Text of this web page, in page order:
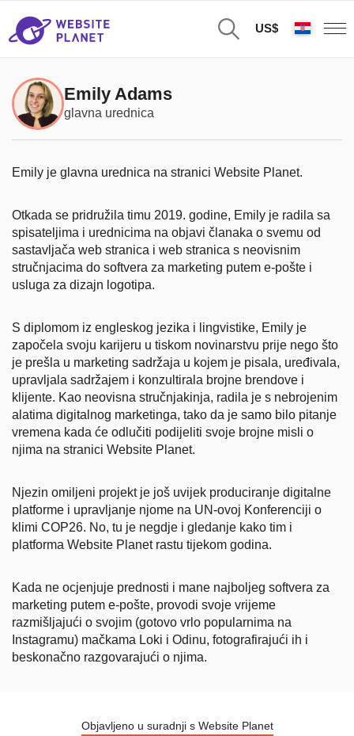
US$
Emily Adams
glavna urednica
Emily je glavna urednica na stranici Website Planet.
Otkada se pridružila timu 2019. godine, Emily je radila sa
spisateljima i urednicima na objavi članaka o svemu od
sastavljača web stranica i web stranica s neovisnim
stručnjacima do softvera za marketing putem e-pošte i
usluga za dizajn logotipa.
S diplomom iz engleskog jezika i lingvistike, Emily je
započela svoju karijeru u tiskom novinarstvu prije nego što
je prešla u marketing sadržaja u kojem je pisala, uređivala,
upravljala sadržajem i konzultirala brojne brendove i
klijente. Kao neovisna stručnjakinja, radila je s nebrojenim
alatima digitalnog marketinga, tako da je samo bilo pitanje
vremena kada će odlučiti podijeliti svoje brojne misli o
njima na stranici Website Planet.
Njezin omiljeni projekt je još uvijek produciranje digitalne
platforme i upravljanje njome na UN-ovoj Konferenciji o
klimi COP26. No, tu je negdje i gledanje kako tim i
platforma Website Planet rastu tijekom godina.
Kada ne ocjenjuje prednosti i mane najboljeg softvera za
marketing putem e-pošte, provodi svoje vrijeme
razmišljajući o svojim (gotovo vrlo popularnima na
Instagramu) mačkama Loki i Odinu, fotografirajući ih i
beskonačno razgovarajući o njima.
Objavljeno u suradnji s Website Planet